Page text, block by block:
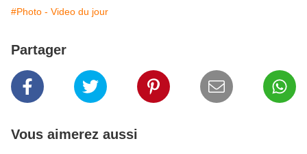
#Photo - Video du jour
Partager
Vous aimerez aussi